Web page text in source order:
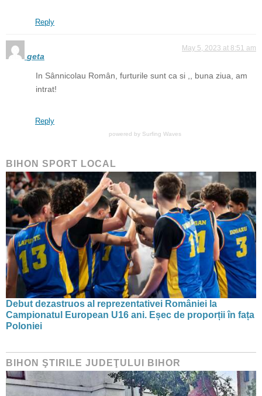
Reply
geta
May 5, 2023 at 8:51 am
In Sânnicolau Român, furturile sunt ca si ,, buna ziua, am
intrat!
Reply
powered by Surfing Waves
BIHON SPORT LOCAL
Debut dezastruos al reprezentativei României la
Campionatul European U16 ani. Eșec de proporții în fața
Poloniei
BIHON ŞTIRILE JUDEŢULUI BIHOR